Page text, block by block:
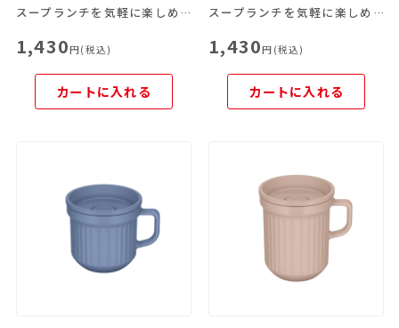
スープランチを気軽に楽しめる！
1,430円(税込)
カートに入れる
スープランチを気軽に楽しめる！
1,430円(税込)
カートに入れる